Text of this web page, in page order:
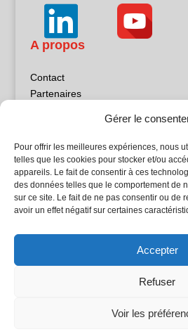
Gérer le
Pour offrir les meilleures expériences, nous
telles que les cookies pour stocker et/ou
appareils. Le fait de consentir à ces
des données telles que le comportement de
sur ce site. Le fait de ne pas consentir ou de
avoir un effet négatif sur certaines
Accepter
Refuser
Voir les
A propos
Contact
Partenaires
Politique de confidentialité
Sites partenaires
5Façades
Atrium Patrimoine
L'Atelier Bois